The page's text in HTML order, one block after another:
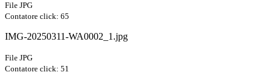
File JPG
Contatore click: 65
IMG-20250311-WA0002_1.jpg
File JPG
Contatore click: 51